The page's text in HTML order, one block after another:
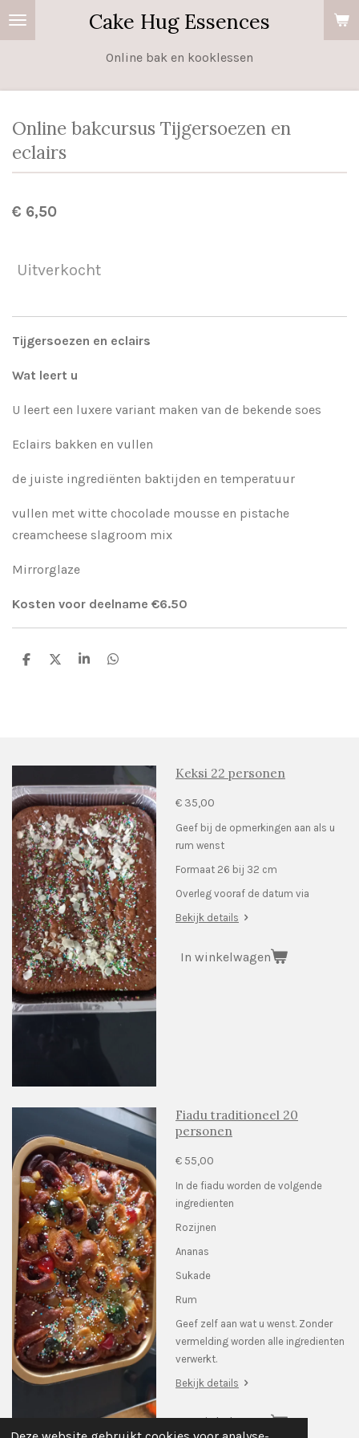
Ga
direct
Cake Hug Essences
Online bak en kooklessen
Online bakcursus Tijgersoezen en
eclairs
€ 6,50
Uitverkocht
Tijgersoezen en eclairs
Wat leert u
U leert een luxere variant maken van de bekende soes
Eclairs bakken en vullen
de juiste ingrediënten baktijden en temperatuur
vullen met witte chocolade mousse en pistache
creamcheese slagroom mix
Mirrorglaze
Kosten voor deelname €6.50
D
D
S
D
Keksi 22 personen
€ 35,00
Geef bij de opmerkingen aan als u
rum wenst
Formaat 26 bij 32 cm
Overleg vooraf de datum via
Bekijk details
In winkelwagen
Fiadu traditioneel 20
personen
€ 55,00
In de fiadu worden de volgende
ingredienten
Rozijnen
Ananas
Sukade
Rum
Geef zelf aan wat u wenst. Zonder
vermelding worden alle ingredienten
verwerkt.
Bekijk details
In winkelwagen